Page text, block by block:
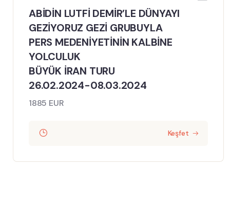
ABİDİN LUTFİ DEMİR’LE DÜNYAYI
GEZİYORUZ GEZİ GRUBUYLA
PERS MEDENİYETİNİN KALBİNE
YOLCULUK
BÜYÜK İRAN TURU
26.02.2024-08.03.2024
1885 EUR
Keşfet